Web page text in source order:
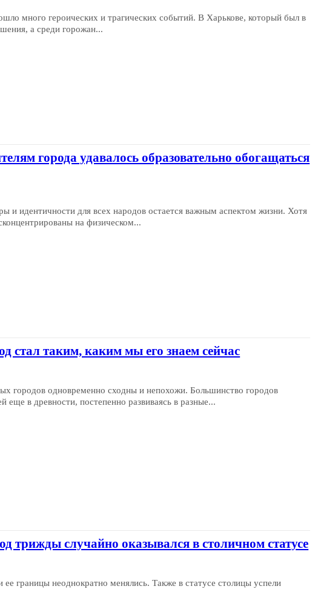
много героических и трагических событий. В Харькове, который был в
а среди горожан...
города удавалось образовательно обогащаться
и идентичности для всех народов остается важным аспектом жизни. Хотя
на физическом...
стал таким, каким мы его знаем сейчас
городов одновременно сходны и непохожи. Большинство городов
в древности, постепенно развиваясь в разные...
трижды случайно оказывался в столичном статусе
границы неоднократно менялись. Также в статусе столицы успели